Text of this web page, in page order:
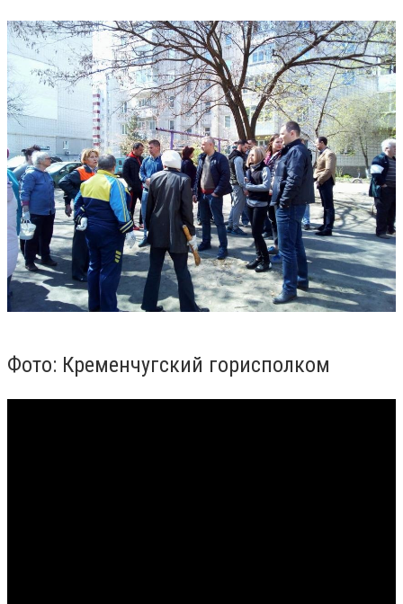
Фото: Кременчугский горисполком